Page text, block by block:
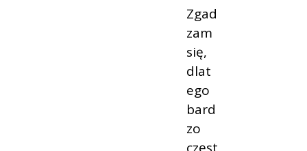
Zgad
zam
się,
dlat
ego
bard
zo